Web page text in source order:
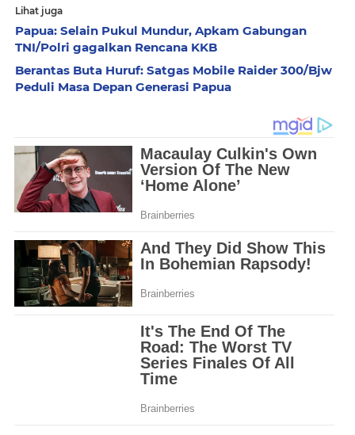
Lihat juga
Papua: Selain Pukul Mundur, Apkam Gabungan
TNI/Polri gagalkan Rencana KKB
Berantas Buta Huruf: Satgas Mobile Raider 300/Bjw
Peduli Masa Depan Generasi Papua